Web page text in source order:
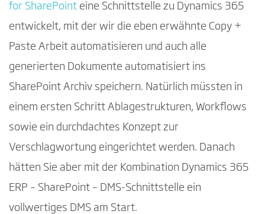
for SharePoint eine Schnittstelle zu Dynamics 365
entwickelt, mit der wir die eben erwähnte Copy +
Paste Arbeit automatisieren und auch alle
generierten Dokumente automatisiert ins
SharePoint Archiv speichern. Natürlich müssten in
einem ersten Schritt Ablagestrukturen, Workflows
sowie ein durchdachtes Konzept zur
Verschlagwortung eingerichtet werden. Danach
hätten Sie aber mit der Kombination Dynamics 365
ERP – SharePoint – DMS-Schnittstelle ein
vollwertiges DMS am Start.